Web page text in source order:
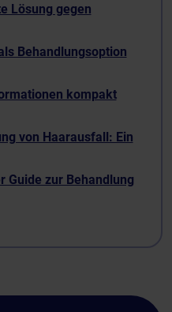
Lösung gegen
Behandlungsoption
kompakt
von Haarausfall: Ein
Guide zur Behandlung